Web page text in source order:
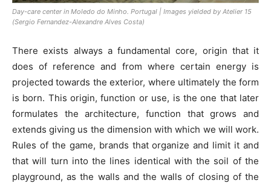
Day-care center in Moledo do Minho. Portugal | Images yielded by Atelier 15
(Sergio Fernandez-Alexandre Alves Costa)
There exists always a fundamental core, origin that it
does of reference and from where certain energy is
projected towards the exterior, where ultimately the form
is born. This origin, function or use, is the one that later
formulates the architecture, function that grows and
extends giving us the dimension with which we will work.
Rules of the game, brands that organize and limit it and
that will turn into the lines identical with the soil of the
playground, as the walls and the walls of closing of the